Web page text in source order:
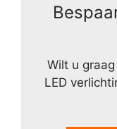
Wilt u
LED